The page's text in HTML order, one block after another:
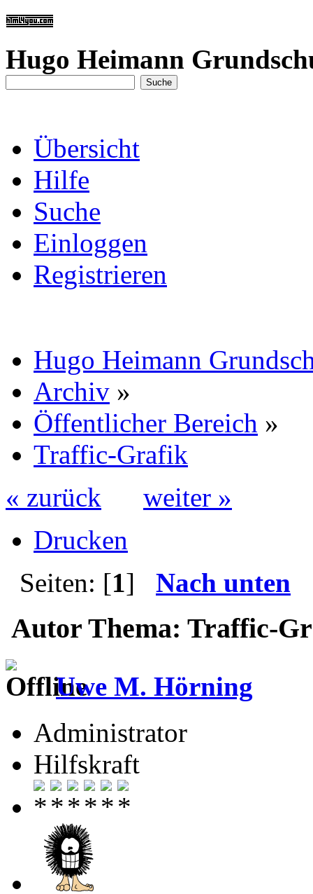
Hugo Heimann
Übersicht
Hilfe
Suche
Einloggen
Registrieren
Hugo Heimann
Archiv »
Öffentlicher Bereich »
Traffic-Grafik
« zurück
weiter »
Drucken
Seiten: [1] Nach unten
Autor Thema: Traffic-
Uwe M. Hörning
Administrator
Hilfskraft